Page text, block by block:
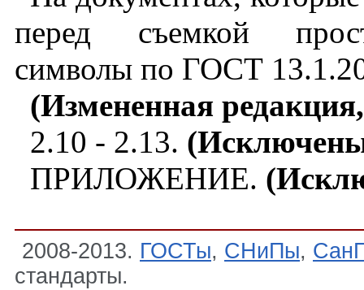
перед съемкой
символы по ГОСТ
(Измененная
2.10 - 2.13.
ПРИЛОЖЕНИЕ.
2008-2013. ГОСТы, СНиПы,
стандарты.